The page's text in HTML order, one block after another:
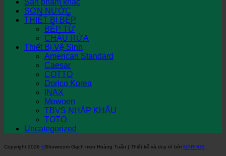
SƠN NƯỚC
THIẾT BỊ BẾP
BẾP TỪ
CHẬU RỬA
Thiết Bị Vệ Sinh
American Standard
Caesar
COTTO
Dorico Korea
INAX
Mowoen
TBVS NHẬP KHẨU
TOTO
Uncategorized
Copyright 2026 ©Showroom Gạch men Hoàng Tuấn | Thiết kế và duy trì bởi MARHUB